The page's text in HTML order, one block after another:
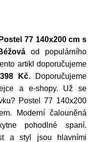
Postel 77 140x200 cm s
od populárního
artikl doporučujeme
Kč. Doporučujeme
a e-shopy. Už se
Postel 77 140x200
Moderní čalouněná
pohodlné spaní.
a styl jsou hlavními